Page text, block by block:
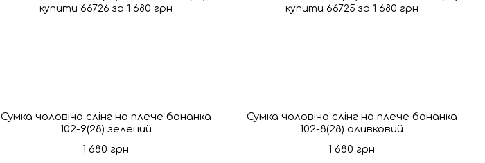
Сумка чоловіча слінг на плече бананка
102-9(28) зелений
1 680 грн
Сумка чоловіча слінг на плече бананка
102-8(28) оливковий
1 680 грн